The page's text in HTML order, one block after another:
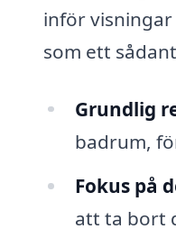
inför
som ett
Grundlig
badrum,
Fokus på
att ta bort